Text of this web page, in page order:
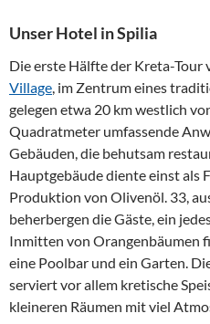
Unser Hotel in Spilia
Die erste Hälfte der Kreta-Tour
Village, im Zentrum eines
gelegen etwa 20 km westlich
Quadratmeter umfassende
Gebäuden, die behutsam
Hauptgebäude diente einst als
Produktion von Olivenöl. 33,
beherbergen die Gäste, ein
Inmitten von Orangenbäumen
eine Poolbar und ein Garten.
serviert vor allem kretische
kleineren Räumen mit viel